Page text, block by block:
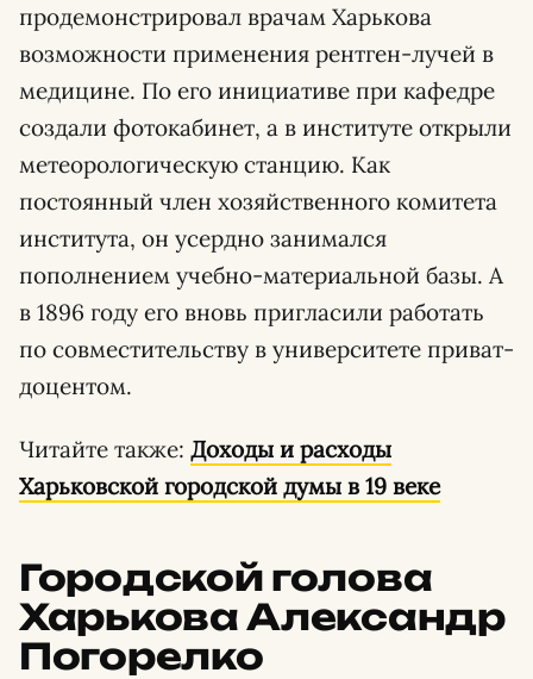
продемонстрировал врачам Харькова
возможности применения рентген-лучей в
медицине. По его инициативе при кафедре
создали фотокабинет, а в институте открыли
метеорологическую станцию. Как
постоянный член хозяйственного комитета
института, он усердно занимался
пополнением учебно-материальной базы. А
в 1896 году его вновь пригласили работать
по совместительству в университете приват-
доцентом.
Читайте также: Доходы и расходы
Харьковской городской думы в 19 веке
Городской голова
Харькова Александр
Погорелко